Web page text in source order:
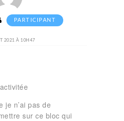
PARTICIPANT
2021 À 10H47
je n’ai pas de
sur ce bloc qui